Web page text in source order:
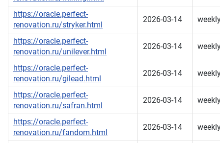
https://oracle.perfect-
renovation.ru/stryker.html
2026-03-14
https://oracle.perfect-
renovation.ru/unilever.html
2026-03-14
https://oracle.perfect-
renovation.ru/gilead.html
2026-03-14
https://oracle.perfect-
renovation.ru/safran.html
2026-03-14
https://oracle.perfect-
renovation.ru/fandom.html
2026-03-14